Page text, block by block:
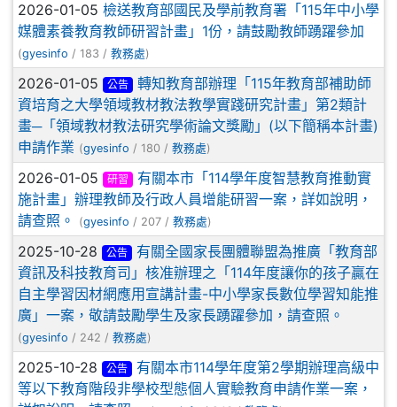
2026-01-05 檢送教育部國民及學前教育署「115年中小學
媒體素養教育教師研習計畫」1份，請鼓勵教師踴躍參加
(gyesinfo / 183 / 教務處)
2026-01-05 公告
轉知教育部辦理「115年教育部補助師
資培育之大學領域教材教法教學實踐研究計畫」第2類計
畫─「領域教材教法研究學術論文獎勵」(以下簡稱本計畫)
申請作業 (gyesinfo / 180 / 教務處)
2026-01-05 研習
有關本市「114學年度智慧教育推動實
施計畫」辦理教師及行政人員增能研習一案，詳如說明，
請查照。
(gyesinfo / 207 / 教務處)
2025-10-28 公告
有關全國家長團體聯盟為推廣「教育部
資訊及科技教育司」核准辦理之「114年度讓你的孩子贏在
自主學習因材網應用宣講計畫-中小學家長數位學習知能推
廣」一案，敬請鼓勵學生及家長踴躍參加，請查照。
(gyesinfo / 242 / 教務處)
2025-10-28 公告
有關本市114學年度第2學期辦理高級中
等以下教育階段非學校型態個人實驗教育申請作業一案，